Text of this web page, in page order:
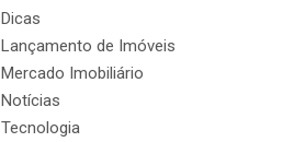
Dicas
Lançamento de Imóveis
Mercado Imobiliário
Notícias
Tecnologia